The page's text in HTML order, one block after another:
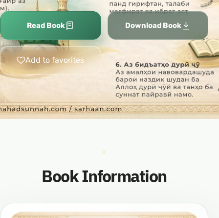
Read Book Download Book
Add to favorites
Book Information